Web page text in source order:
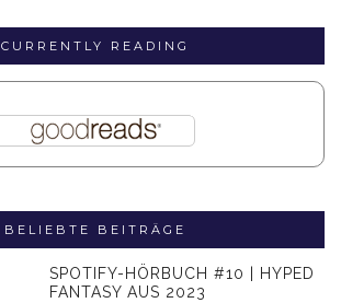
CURRENTLY READING
BELIEBTE BEITRÄGE
SPOTIFY-HÖRBUCH #10 | HYPED
FANTASY AUS 2023